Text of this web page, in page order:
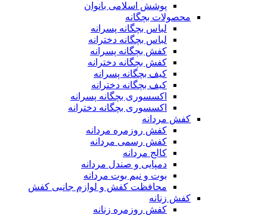
پوشش اسلامی بانوان
محصولات بچگانه
لباس بچگانه پسرانه
لباس بچگانه دخترانه
کفش بچگانه پسرانه
کفش بچگانه دخترانه
کیف بچگانه پسرانه
کیف بچگانه دخترانه
اکسسوری بچگانه پسرانه
اکسسوری بچگانه دخترانه
کفش مردانه
کفش روزمره مردانه
کفش رسمی مردانه
کالج مردانه
دمپایی و صندل مردانه
بوت و نیم بوت مردانه
محافظت کفش و لوازم جانبی کفش
کفش زنانه
کفش روزمره زنانه